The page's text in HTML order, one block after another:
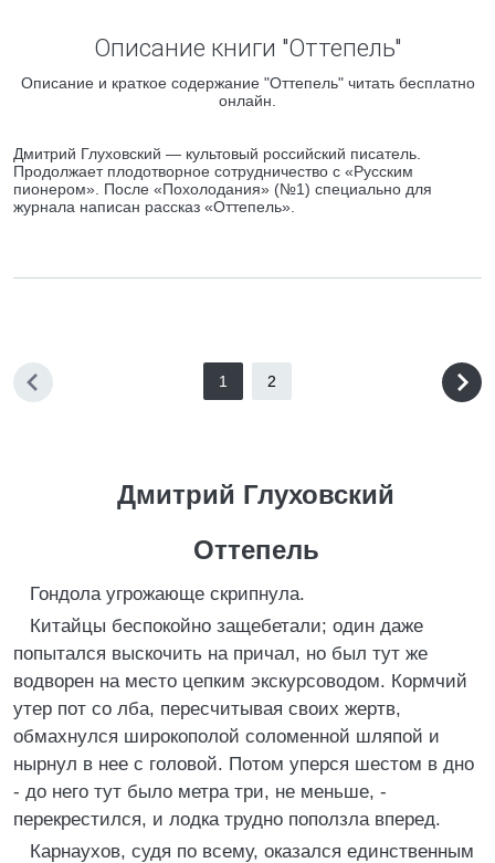
Описание книги "Оттепель"
Описание и краткое содержание "Оттепель" читать бесплатно
онлайн.
Дмитрий Глуховский — культовый российский писатель.
Продолжает плодотворное сотрудничество с «Русским
пионером». После «Похолодания» (№1) специально для
журнала написан рассказ «Оттепель».
1 2
Дмитрий Глуховский
Оттепель
Гондола угрожающе скрипнула.
Китайцы беспокойно защебетали; один даже
попытался выскочить на причал, но был тут же
водворен на место цепким экскурсоводом. Кормчий
утер пот со лба, пересчитывая своих жертв,
обмахнулся широкополой соломенной шляпой и
нырнул в нее с головой. Потом уперся шестом в дно
- до него тут было метра три, не меньше, -
перекрестился, и лодка трудно поползла вперед.
Карнаухов, судя по всему, оказался единственным